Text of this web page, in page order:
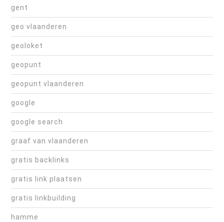
gent
geo vlaanderen
geoloket
geopunt
geopunt vlaanderen
google
google search
graaf van vlaanderen
gratis backlinks
gratis link plaatsen
gratis linkbuilding
hamme